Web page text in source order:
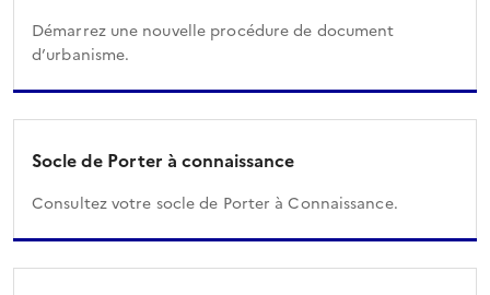
Démarrez une nouvelle procédure de document
d’urbanisme.
Socle de Porter à connaissance
Consultez votre socle de Porter à Connaissance.